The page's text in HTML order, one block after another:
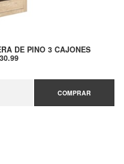
DE PINO 3 CAJONES
COMPRAR